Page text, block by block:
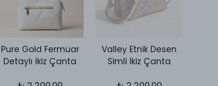
Pure Gold Fermuar
Detaylı İkiz Çanta
Valley Etnik Desen
Simli İkiz Çanta